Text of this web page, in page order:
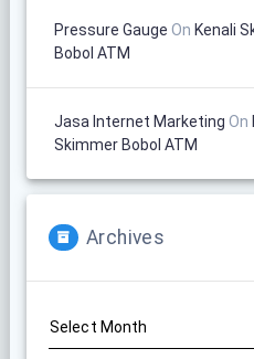
Pressure Gauge On Kenali
Bobol ATM
Jasa Internet Marketing On
Skimmer Bobol ATM
Archives